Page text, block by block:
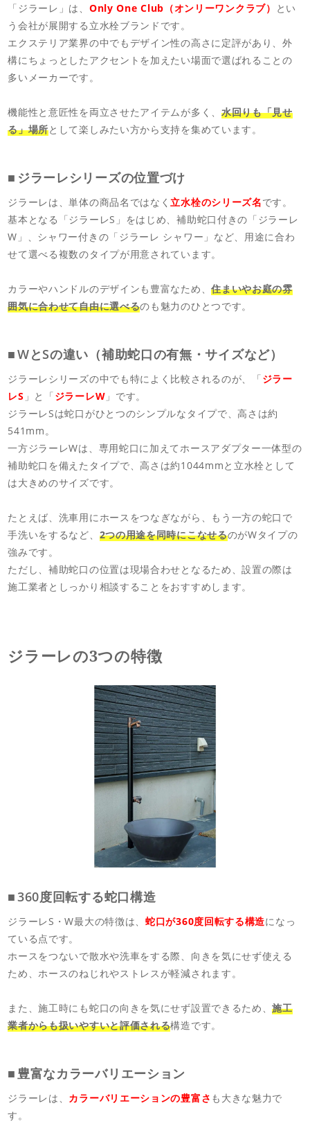
「ジラーレ」は、 Only One Club（オンリーワンクラブ） とい
う会社が展開する立水栓ブランドです。
エクステリア業界の中でもデザイン性の高さに定評があり、外
構にちょっとしたアクセントを加えたい場面で選ばれることの
多いメーカーです。
機能性と意匠性を両立させたアイテムが多く、 水回りも「見せ
る」場所として楽しみたい方から支持を集めています。
ジラーレシリーズの位置づけ
ジラーレは、単体の商品名ではなく立水栓のシリーズ名です。
基本となる「ジラーレS」をはじめ、補助蛇口付きの「ジラーレ
W」、シャワー付きの「ジラーレ シャワー」など、用途に合わ
せて選べる複数のタイプが用意されています。
カラーやハンドルのデザインも豊富なため、住まいやお庭の雰
囲気に合わせて自由に選べるのも魅力のひとつです。
WとSの違い（補助蛇口の有無・サイズなど）
ジラーレシリーズの中でも特によく比較されるのが、「ジラー
レS 」と「ジラーレW 」です。
ジラーレSは蛇口がひとつのシンプルなタイプで、高さは約
541mm。
一方ジラーレWは、専用蛇口に加えてホースアダプター一体型の
補助蛇口を備えたタイプで、高さは約1044mmと立水栓として
は大きめのサイズです。
たとえば、洗車用にホースをつなぎながら、もう一方の蛇口で
手洗いをするなど、 2つの用途を同時にこなせるのがWタイプの
強みです。
ただし、補助蛇口の位置は現場合わせとなるため、設置の際は
施工業者としっかり相談することをおすすめします。
ジラーレの3つの特徴
360度回転する蛇口構造
ジラーレS・W最大の特徴は、蛇口が360度回転する構造になっ
ている点です。
ホースをつないで散水や洗車をする際、向きを気にせず使える
ため、ホースのねじれやストレスが軽減されます。
また、施工時にも蛇口の向きを気にせず設置できるため、施工
業者からも扱いやすいと評価される構造です。
豊富なカラーバリエーション
ジラーレは、 カラーバリエーションの豊富さ も大きな魅力で
す。